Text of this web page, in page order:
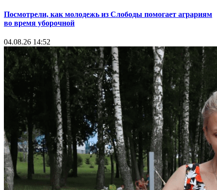
Посмотрели, как молодежь из Слободы помогает аграриям
во время уборочной
04.08.26 14:52